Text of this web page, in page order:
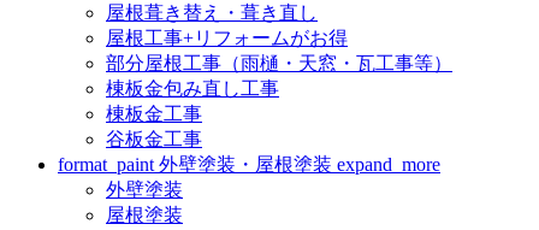
屋根葺き替え・葺き直し
屋根工事+リフォームがお得
部分屋根工事（雨樋・天窓・瓦工事等）
棟板金包み直し工事
棟板金工事
谷板金工事
format_paint 外壁塗装・屋根塗装 expand_more
外壁塗装
屋根塗装